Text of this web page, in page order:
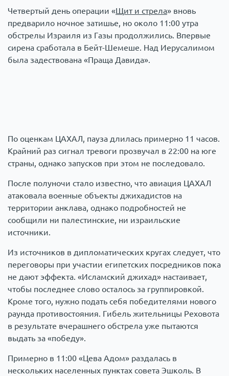
Четвертый день операции «Щит и стрела» вновь
предварило ночное затишье, но около 11:00 утра
обстрелы Израиля из Газы продолжились. Впервые
сирена сработала в Бейт-Шемеше. Над Иерусалимом
была задествована «Праща Давида».
По оценкам ЦАХАЛ, пауза длилась примерно 11 часов.
Крайний раз сигнал тревоги прозвучал в 22:00 на юге
страны, однако запусков при этом не последовало.
После полуночи стало известно, что авиация ЦАХАЛ
атаковала военные объекты джихадистов на
территории анклава, однако подробностей не
сообщили ни палестинские, ни израильские
источники.
Из источников в дипломатических кругах следует, что
переговоры при участии египетских посредников пока
не дают эффекта. «Исламский джихад» настаивает,
чтобы последнее слово осталось за группировкой.
Кроме того, нужно подать себя победителями нового
раунда противостояния. Гибель жительницы Реховота
в результате вчерашнего обстрела уже пытаются
выдать за «победу».
Примерно в 11:00 «Цева Адом» раздалась в
нескольких населенных пунктах совета Эшколь. В